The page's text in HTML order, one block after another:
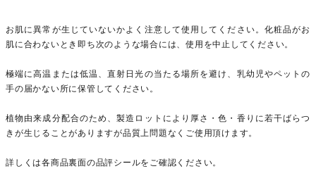
お肌に異常が生じていないかよく注意して使用してください。化粧品がお
肌に合わないとき即ち次のような場合には、使用を中止してください。
極端に高温または低温、直射日光の当たる場所を避け、乳幼児やペットの
手の届かない所に保管してください。
植物由来成分配合のため、製造ロットにより厚さ・色・香りに若干ばらつ
きが生じることがありますが品質上問題なくご使用頂けます。
詳しくは各商品裏面の品評シールをご確認ください。